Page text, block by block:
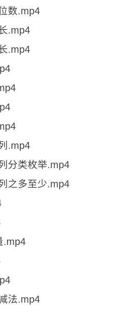
数.mp4
.mp4
.mp4
.mp4
分类枚举.mp4
之多至少.mp4
.mp4
法.mp4